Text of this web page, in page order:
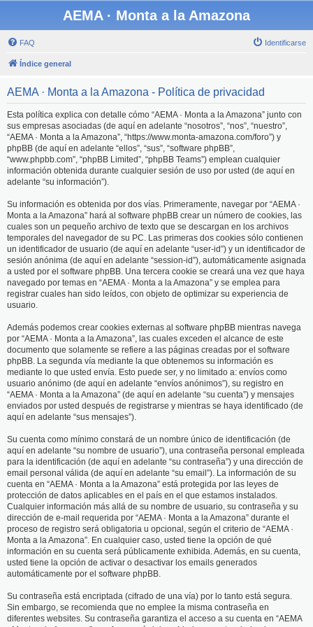
AEMA · Monta a la Amazona
FAQ Identificarse
Índice general
AEMA · Monta a la Amazona - Política de privacidad
Esta política explica con detalle cómo “AEMA · Monta a la Amazona” junto con
sus empresas asociadas (de aquí en adelante “nosotros”, “nos”, “nuestro”,
“AEMA · Monta a la Amazona”, “https://www.monta-amazona.com/foro”) y
phpBB (de aquí en adelante “ellos”, “sus”, “software phpBB”,
“www.phpbb.com”, “phpBB Limited”, “phpBB Teams”) emplean cualquier
información obtenida durante cualquier sesión de uso por usted (de aquí en
adelante “su información”).
Su información es obtenida por dos vías. Primeramente, navegar por “AEMA ·
Monta a la Amazona” hará al software phpBB crear un número de cookies, las
cuales son un pequeño archivo de texto que se descargan en los archivos
temporales del navegador de su PC. Las primeras dos cookies sólo contienen
un identificador de usuario (de aquí en adelante “user-id”) y un identificador de
sesión anónima (de aquí en adelante “session-id”), automáticamente asignada
a usted por el software phpBB. Una tercera cookie se creará una vez que haya
navegado por temas en “AEMA · Monta a la Amazona” y se emplea para
registrar cuales han sido leídos, con objeto de optimizar su experiencia de
usuario.
Además podemos crear cookies externas al software phpBB mientras navega
por “AEMA · Monta a la Amazona”, las cuales exceden el alcance de este
documento que solamente se refiere a las páginas creadas por el software
phpBB. La segunda vía mediante la que obtenemos su información es
mediante lo que usted envía. Esto puede ser, y no limitado a: envíos como
usuario anónimo (de aquí en adelante “envíos anónimos”), su registro en
“AEMA · Monta a la Amazona” (de aquí en adelante “su cuenta”) y mensajes
enviados por usted después de registrarse y mientras se haya identificado (de
aquí en adelante “sus mensajes”).
Su cuenta como mínimo constará de un nombre único de identificación (de
aquí en adelante “su nombre de usuario”), una contraseña personal empleada
para la identificación (de aquí en adelante “su contraseña”) y una dirección de
email personal válida (de aquí en adelante “su email”). La información de su
cuenta en “AEMA · Monta a la Amazona” está protegida por las leyes de
protección de datos aplicables en el país en el que estamos instalados.
Cualquier información más allá de su nombre de usuario, su contraseña y su
dirección de e-mail requerida por “AEMA · Monta a la Amazona” durante el
proceso de registro será obligatoria u opcional, según el criterio de “AEMA ·
Monta a la Amazona”. En cualquier caso, usted tiene la opción de qué
información en su cuenta será públicamente exhibida. Además, en su cuenta,
usted tiene la opción de activar o desactivar los emails generados
automáticamente por el software phpBB.
Su contraseña está encriptada (cifrado de una vía) por lo tanto está segura.
Sin embargo, se recomienda que no emplee la misma contraseña en
diferentes websites. Su contraseña garantiza el acceso a su cuenta en “AEMA